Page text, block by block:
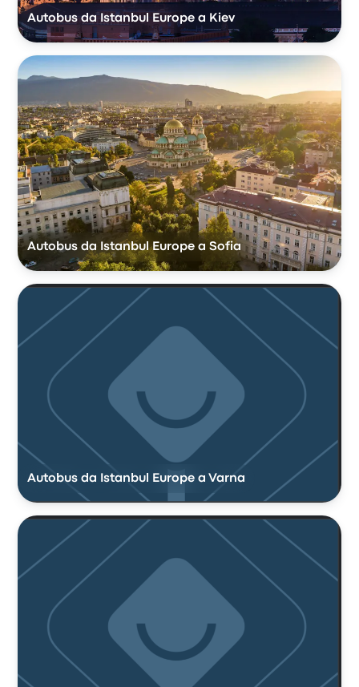
Autobus da Istanbul Europe a Kiev
Autobus da Istanbul Europe a Sofia
Autobus da Istanbul Europe a Varna